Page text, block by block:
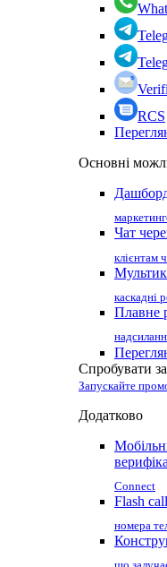
RCS
Основні
Чат
клієнтам
каскадні
Плавне
Спробувати
Запускайте
Додатково
Connect
Flash
номера